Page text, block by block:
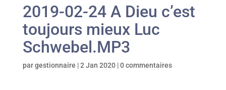
2019-02-24 A Dieu c’est
toujours mieux Luc
Schwebel.MP3
pargestionnaire |2 Jan 2020|0 commentaires